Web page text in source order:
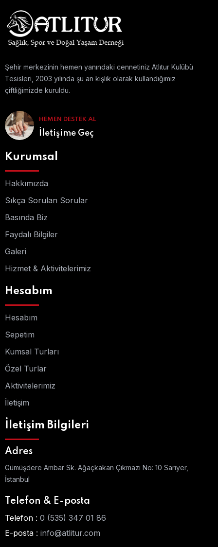
Şehir merkezinin hemen yanındaki cennetiniz Atlıtur Kulübü
Tesisleri, 2003 yılında şu an kışlık olarak kullandığımız
çiftliğimizde kuruldu.
HEMEN DESTEK AL
İletişime Geç
Kurumsal
Hakkımızda
Sıkça Sorulan Sorular
Basında Biz
Faydalı Bilgiler
Galeri
Hizmet & Aktivitelerimiz
Hesabım
Hesabım
Sepetim
Kumsal Turları
Özel Turlar
Aktivitelerimiz
İletişim
İletişim Bilgileri
Adres
Gümüşdere Ambar Sk. Ağaçkakan Çıkmazı No: 10 Sarıyer,
İstanbul
Telefon & E-posta
Telefon : 0 (535) 347 01 86
E-posta : info@atlitur.com